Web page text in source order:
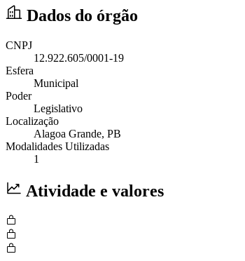
Dados do órgão
CNPJ
12.922.605/0001-19
Esfera
Municipal
Poder
Legislativo
Localização
Alagoa Grande, PB
Modalidades Utilizadas
1
Atividade e valores